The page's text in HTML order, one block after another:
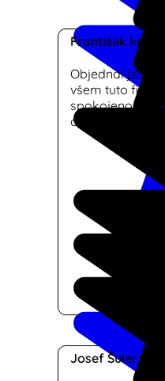
František kmínek
Objednal jsem
všem tuto
spokojenost s
cena.
Josef Šuler